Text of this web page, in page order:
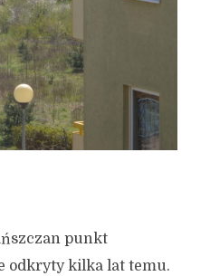
punkt
odkryty kilka lat temu.